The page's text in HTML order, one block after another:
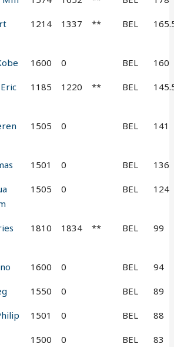
1214 1337 ** BEL
1600 0 BEL 160
1185 1220 ** BEL
1505 0 BEL 141
1501 0 BEL 136
1505 0 BEL 124
1810 1834 ** BEL 99
1600 0 BEL 94
1550 0 BEL 89
1501 0 BEL 88
1500 0 BEL 83